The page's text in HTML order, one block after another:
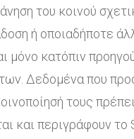
του κοινού
ή οποιαδήποτε
μόνο κατόπιν
Δεδομένα που
τους
και περιγράφουν